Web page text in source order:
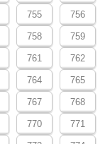
755 756
758 759
761 762
764 765
767 768
770 771